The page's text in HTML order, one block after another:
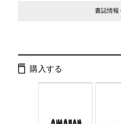
書誌情報
ISBN：
購入する